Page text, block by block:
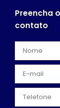
Preencha
contato